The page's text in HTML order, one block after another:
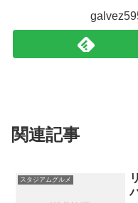
関連記事
スタジアムグルメ